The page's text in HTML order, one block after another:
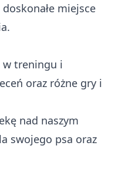
miejsce
w treningu i
oraz różne gry i
nad naszym
swojego psa oraz